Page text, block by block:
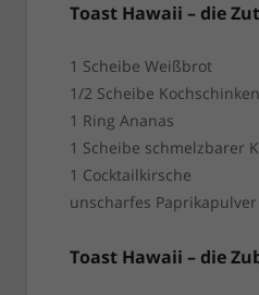
Toast Hawaii – die
1 Scheibe Weißbrot
1/2 Scheibe Kochschinken
1 Ring Ananas
1 Scheibe schmelzbarer
1 Cocktailkirsche
unscharfes Paprikapulver
Toast Hawaii – die